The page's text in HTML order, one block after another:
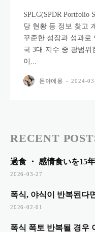
SPLG(SPDR Portfolio
당 현황 등 정보 찾고
꾸준한 성장과 성과로
국 3대 지수 중 광범위
이...
돈아에몽 - 2024-
RECENT
過食 ・ 感情食いを15
2026-03-27
폭식, 야식이 반복된다
2026-02-01
폭식 폭토 반복될 경우